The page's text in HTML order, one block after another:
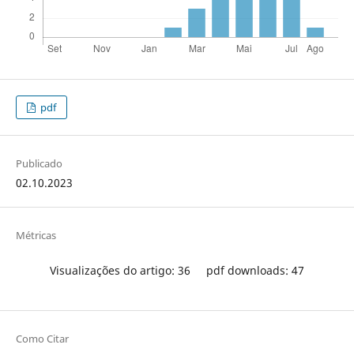
pdf
Publicado
02.10.2023
Métricas
Visualizações do artigo: 36 pdf downloads: 47
Como Citar